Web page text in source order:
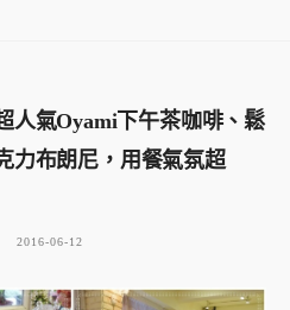
人氣Oyami下午茶咖啡、鬆
力布朗尼，用餐氣氛超
2016-06-12